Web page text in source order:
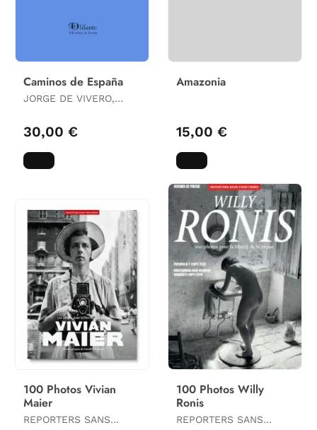
Caminos de España
JORGE DE VIVERO,
ROBERTO DÍAZ, GLORIA
TEJERO, DANIEL DÍAZ
30,00 €
Amazonia
15,00 €
100 Photos Vivian
Maier
REPORTERS SANS
100 Photos Willy
Ronis
REPORTERS SANS